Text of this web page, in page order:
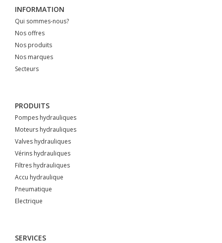
INFORMATION
Qui sommes-nous?
Nos offres
Nos produits
Nos marques
Secteurs
PRODUITS
Pompes hydrauliques
Moteurs hydrauliques
Valves hydrauliques
Vérins hydrauliques
Filtres hydrauliques
Accu hydraulique
Pneumatique
Electrique
SERVICES